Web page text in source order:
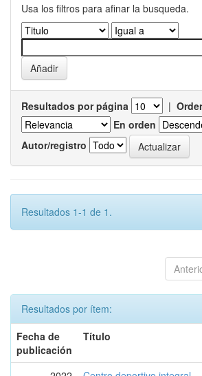
Usa los filtros para afinar la busqueda.
Resultados por página |
En orden
Autor/registro
Resultados 1-1 de 1.
Resultados por ítem:
Fecha de
publicación
Título